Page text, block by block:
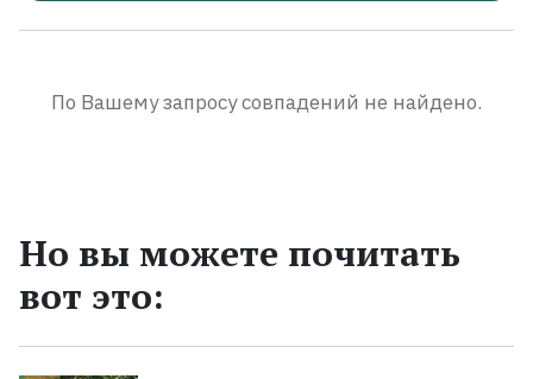
Экранизации
По Вашему запросу совпадений не найдено.
Но вы можете почитать
вот это: